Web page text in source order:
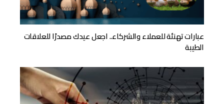
عبارات تهنئة للعملاء والشركاء.. اجعل عيدك مصدرًا للعلاقات
الطيبة